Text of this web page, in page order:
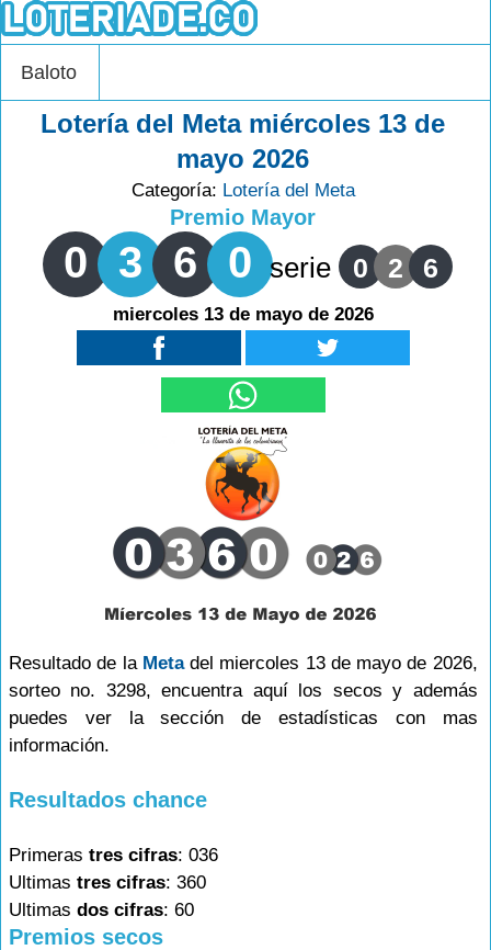
Baloto
Lotería del Meta miércoles 13 de
mayo 2026
Categoría: Lotería del Meta
Premio Mayor
0 3 6 0 serie 0 2 6
miercoles 13 de mayo de 2026
Resultado de la Metadel miercoles 13 de mayo de 2026,
sorteo no. 3298, encuentra aquí los secos y además
puedes ver la sección de estadísticas con mas
información.
Resultados chance
Primeras tres cifras: 036
Ultimas tres cifras: 360
Ultimas dos cifras: 60
Premios secos